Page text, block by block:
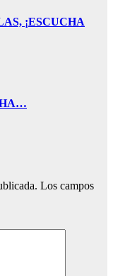
¡ESCUCHA
Los campos